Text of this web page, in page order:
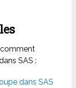
SAS :
dans SAS